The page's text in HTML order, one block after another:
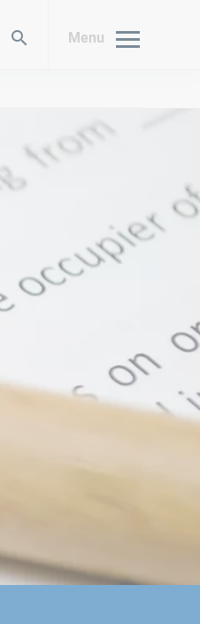
Menu